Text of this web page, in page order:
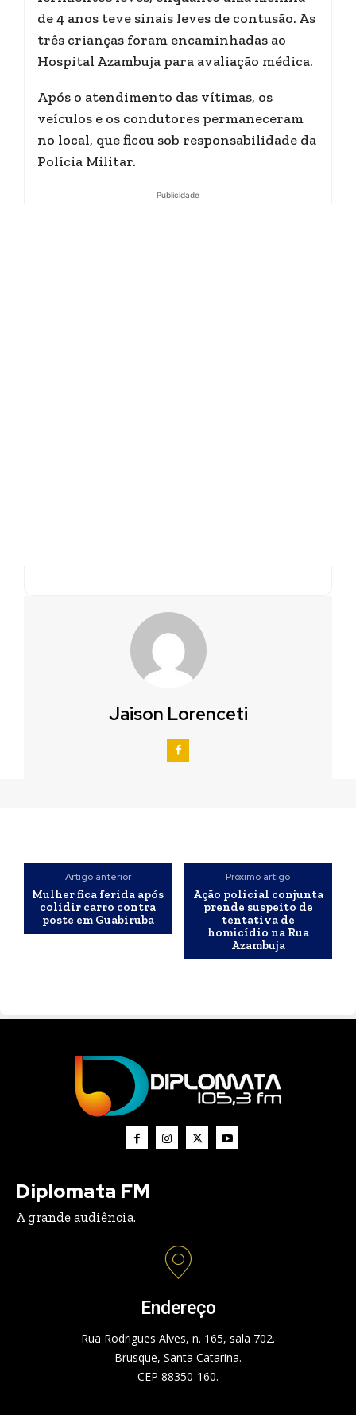
de 4 anos teve sinais leves de contusão. As
três crianças foram encaminhadas ao
Hospital Azambuja para avaliação médica.
Após o atendimento das vítimas, os
veículos e os condutores permaneceram
no local, que ficou sob responsabilidade da
Polícia Militar.
Publicidade
Jaison Lorenceti
Artigo anterior
Mulher fica ferida após
colidir carro contra
poste em Guabiruba
Próximo artigo
Ação policial conjunta
prende suspeito de
tentativa de
homicídio na Rua
Azambuja
Diplomata FM
A grande audiência.
Endereço
Rua Rodrigues Alves, n. 165, sala 702.
Brusque, Santa Catarina.
CEP 88350-160.